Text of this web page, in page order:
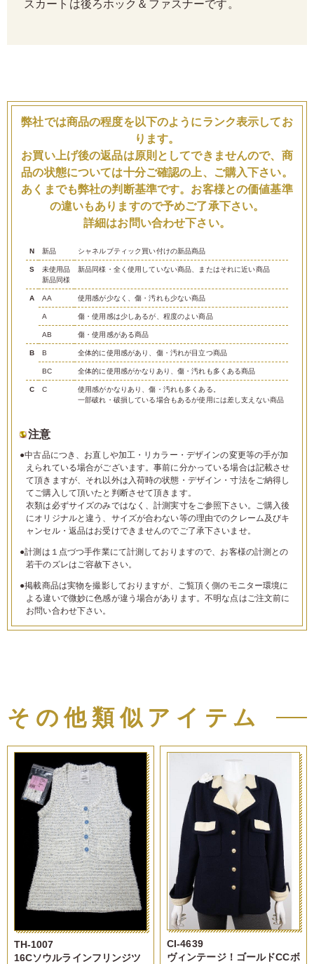
スカートは後ろホック＆ファスナーです。
弊社では商品の程度を以下のようにランク表示してお
ります。
お買い上げ後の返品は原則としてできませんので、商
品の状態については十分ご確認の上、ご購入下さい。
あくまでも弊社の判断基準です。お客様との価値基準
の違いもありますので予めご了承下さい。
詳細はお問い合わせ下さい。
N 新品 シャネルブティック買い付けの新品商品
S
未使用品
新品同様
新品同様・全く使用していない商品、またはそれに近い商品
A AA 使用感が少なく、傷・汚れも少ない商品
A 傷・使用感は少しあるが、程度のよい商品
AB 傷・使用感がある商品
B B 全体的に使用感があり、傷・汚れが目立つ商品
BC 全体的に使用感がかなりあり、傷・汚れも多くある商品
C C
使用感がかなりあり、傷・汚れも多くある。
一部破れ・破損している場合もあるが使用には差し支えない商品
注意
●中古品につき、お直しや加工・リカラー・デザインの変更等の手が加
えられている場合がございます。事前に分かっている場合は記載させ
て頂きますが、それ以外は入荷時の状態・デザイン・寸法をご納得し
てご購入して頂いたと判断させて頂きます。
衣類は必ずサイズのみではなく、計測実寸をご参照下さい。ご購入後
にオリジナルと違う、サイズが合わない等の理由でのクレーム及びキ
ャンセル・返品はお受けできませんのでご了承下さいませ。
●計測は１点づつ手作業にて計測しておりますので、お客様の計測との
若干のズレはご容赦下さい。
●掲載商品は実物を撮影しておりますが、ご覧頂く側のモニター環境に
よる違いで微妙に色感が違う場合があります。不明な点はご注文前に
お問い合わせ下さい。
その他類似アイテム
TH-1007
16Cソウルラインフリンジツ
CI-4639
ヴィンテージ！ゴールドCCボ